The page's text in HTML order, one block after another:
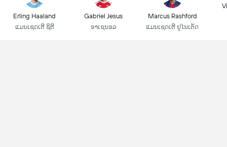
Erling Haaland
ແມນເຊດເຕີ ຊິຕີ
Gabriel Jesus
ອາເຊນອລ
Marcus Rashford
ແມນເຊດເຕີ ຢູໄນເຕັດ